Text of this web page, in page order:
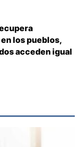
los pueblos,
acceden igual